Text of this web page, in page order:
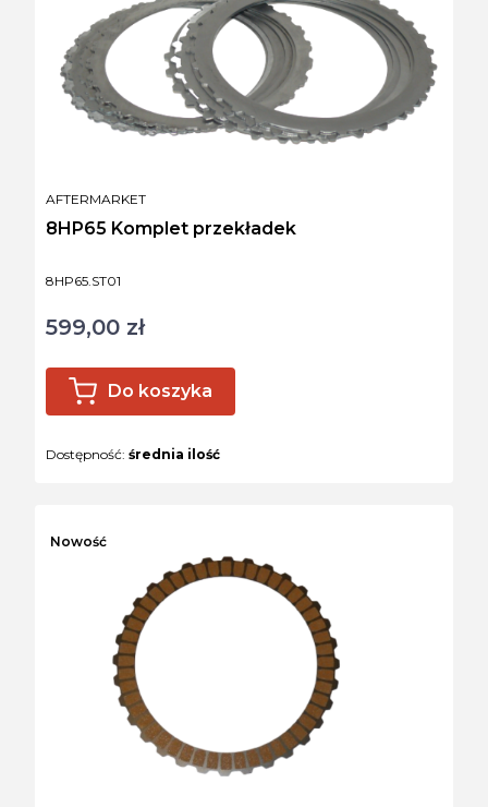
Kod produktu
8HP65.ST01
8HP65 Komplet przekładek
PRODUCENT
AFTERMARKET
Cena
599,00 zł
Do koszyka
Dostępność: średnia ilość
Nowość